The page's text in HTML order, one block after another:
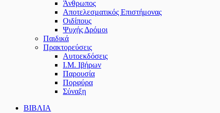
Άνθρωπος
Αποτελεσματικός Επιστήμονας
Οιδίπους
Ψυχής Δρόμοι
Παιδικά
Πρακτoρεύσεις
Αυτοεκδόσεις
Ι.Μ. Ιβήρων
Παρουσία
Πορφύρα
Σύναξη
ΒΙΒΛΙΑ